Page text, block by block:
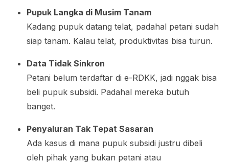
Pupuk Langka di Musim Tanam
Kadang pupuk datang telat, padahal petani sudah
siap tanam. Kalau telat, produktivitas bisa turun.
Data Tidak Sinkron
Petani belum terdaftar di e-RDKK, jadi nggak bisa
beli pupuk subsidi. Padahal mereka butuh
banget.
Penyaluran Tak Tepat Sasaran
Ada kasus di mana pupuk subsidi justru dibeli
oleh pihak yang bukan petani atau